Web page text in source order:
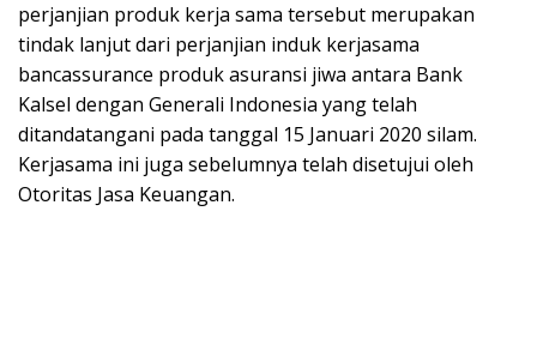
perjanjian produk kerja sama tersebut merupakan
tindak lanjut dari perjanjian induk kerjasama
bancassurance produk asuransi jiwa antara Bank
Kalsel dengan Generali Indonesia yang telah
ditandatangani pada tanggal 15 Januari 2020 silam.
Kerjasama ini juga sebelumnya telah disetujui oleh
Otoritas Jasa Keuangan.